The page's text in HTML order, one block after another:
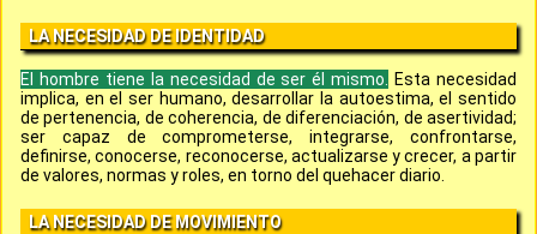
LA NECESIDAD DE IDENTIDAD
El hombre tiene la necesidad de ser él mismo.
Esta necesidad
implica, en el ser humano, desarrollar la autoestima, el sentido
de pertenencia, de coherencia, de diferenciación, de asertividad;
ser capaz de comprometerse, integrarse, confrontarse,
definirse, conocerse, reconocerse, actualizarse y crecer, a partir
de valores, normas y roles, en torno del quehacer diario.
LA NECESIDAD DE MOVIMIENTO